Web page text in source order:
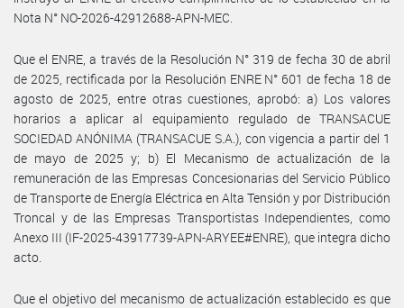
Nota N° NO-2026-42912688-APN-MEC.
Que el ENRE, a través de la Resolución N° 319 de fecha 30 de abril
de 2025, rectificada por la Resolución ENRE N° 601 de fecha 18 de
agosto de 2025, entre otras cuestiones, aprobó: a) Los valores
horarios a aplicar al equipamiento regulado de TRANSACUE
SOCIEDAD ANÓNIMA (TRANSACUE S.A.), con vigencia a partir del 1
de mayo de 2025 y; b) El Mecanismo de actualización de la
remuneración de las Empresas Concesionarias del Servicio Público
de Transporte de Energía Eléctrica en Alta Tensión y por Distribución
Troncal y de las Empresas Transportistas Independientes, como
Anexo III (IF-2025-43917739-APN-ARYEE#ENRE), que integra dicho
acto.
Que el objetivo del mecanismo de actualización establecido es que